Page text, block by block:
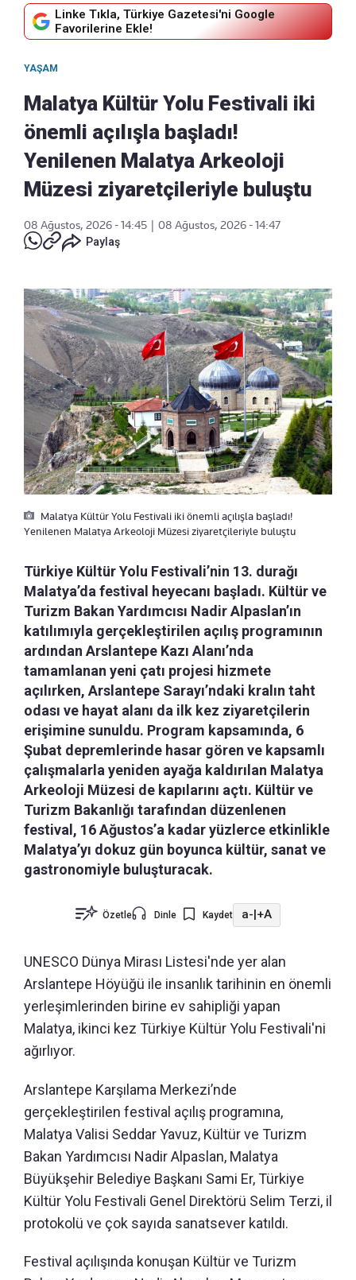
Linke Tıkla, Türkiye Gazetesi'ni Google
Favorilerine Ekle!
YAŞAM
Malatya Kültür Yolu Festivali iki
önemli açılışla başladı!
Yenilenen Malatya Arkeoloji
Müzesi ziyaretçileriyle buluştu
08 Ağustos, 2026 - 14:45
08 Ağustos, 2026 - 14:47
Paylaş
Malatya Kültür Yolu Festivali iki önemli açılışla başladı!
Yenilenen Malatya Arkeoloji Müzesi ziyaretçileriyle buluştu
Türkiye Kültür Yolu Festivali’nin 13. durağı
Malatya’da festival heyecanı başladı. Kültür ve
Turizm Bakan Yardımcısı Nadir Alpaslan’ın
katılımıyla gerçekleştirilen açılış programının
ardından Arslantepe Kazı Alanı’nda
tamamlanan yeni çatı projesi hizmete
açılırken, Arslantepe Sarayı’ndaki kralın taht
odası ve hayat alanı da ilk kez ziyaretçilerin
erişimine sunuldu. Program kapsamında, 6
Şubat depremlerinde hasar gören ve kapsamlı
çalışmalarla yeniden ayağa kaldırılan Malatya
Arkeoloji Müzesi de kapılarını açtı. Kültür ve
Turizm Bakanlığı tarafından düzenlenen
festival, 16 Ağustos’a kadar yüzlerce etkinlikle
Malatya’yı dokuz gün boyunca kültür, sanat ve
gastronomiyle buluşturacak.
Özetle Dinle Kaydet a- +A
UNESCO Dünya Mirası Listesi'nde yer alan
Arslantepe Höyüğü ile insanlık tarihinin en önemli
yerleşimlerinden birine ev sahipliği yapan
Malatya, ikinci kez Türkiye Kültür Yolu Festivali'ni
ağırlıyor.
Arslantepe Karşılama Merkezi’nde
gerçekleştirilen festival açılış programına,
Malatya Valisi Seddar Yavuz, Kültür ve Turizm
Bakan Yardımcısı Nadir Alpaslan, Malatya
Büyükşehir Belediye Başkanı Sami Er, Türkiye
Kültür Yolu Festivali Genel Direktörü Selim Terzi, il
protokolü ve çok sayıda sanatsever katıldı.
Festival açılışında konuşan Kültür ve Turizm